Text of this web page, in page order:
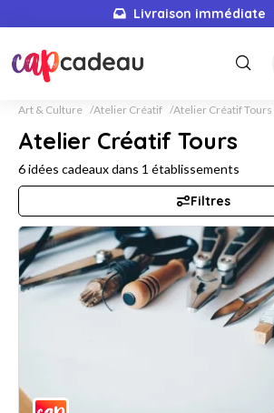
Livraison immédiate
Art & Culture Atelier Créatif Atelier Créatif Tours
Atelier Créatif Tours
6idées cadeaux dans 1 établissements
Filtres